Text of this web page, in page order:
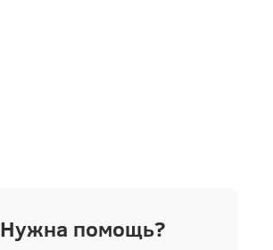
Нужна помощь?